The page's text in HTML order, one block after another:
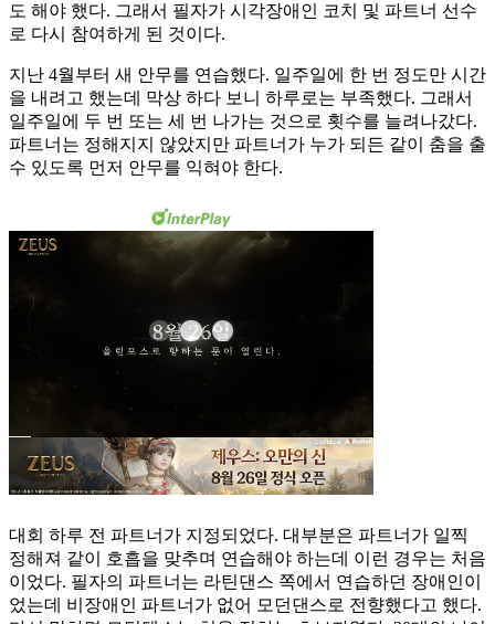
도 해야 했다. 그래서 필자가 시각장애인 코치 및 파트너 선수
로 다시 참여하게 된 것이다.
지난 4월부터 새 안무를 연습했다. 일주일에 한 번 정도만 시간
을 내려고 했는데 막상 하다 보니 하루로는 부족했다. 그래서
일주일에 두 번 또는 세 번 나가는 것으로 횟수를 늘려나갔다.
파트너는 정해지지 않았지만 파트너가 누가 되든 같이 춤을 출
수 있도록 먼저 안무를 익혀야 한다.
대회 하루 전 파트너가 지정되었다. 대부분은 파트너가 일찍
정해져 같이 호흡을 맞추며 연습해야 하는데 이런 경우는 처음
이었다. 필자의 파트너는 라틴댄스 쪽에서 연습하던 장애인이
었는데 비장애인 파트너가 없어 모던댄스로 전향했다고 했다.